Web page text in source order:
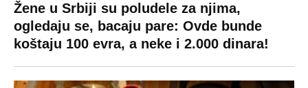
Žene u Srbiji su poludele za njima,
ogledaju se, bacaju pare: Ovde bunde
koštaju 100 evra, a neke i 2.000 dinara!